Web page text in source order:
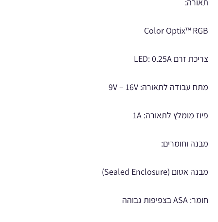
Color Optix™ RGB
צריכת זרם LED: 0.25A
מתח עבודה לתאורה: 9V – 16V
פיוז מומלץ לתאורה: 1A
מבנה וחומרים:
מבנה אטום (Sealed Enclosure)
חומר: ASA בצפיפות גבוהה